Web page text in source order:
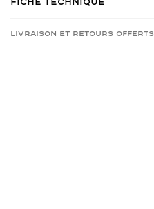
Livraison et retours offerts